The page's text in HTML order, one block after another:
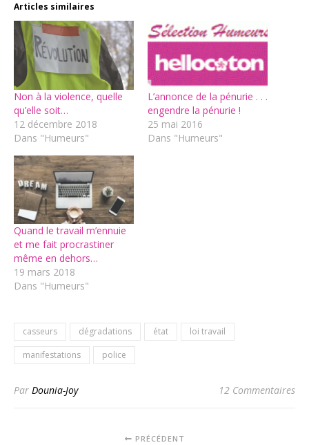
Articles similaires
Non à la violence, quelle
qu’elle soit…
12 décembre 2018
Dans "Humeurs"
L’annonce de la pénurie . . .
engendre la pénurie !
25 mai 2016
Dans "Humeurs"
Quand le travail m’ennuie
et me fait procrastiner
même en dehors…
19 mars 2018
Dans "Humeurs"
casseurs dégradations état
loi travail
manifestations
police
Par Dounia-Joy 12 Commentaires
PRÉCÉDENT